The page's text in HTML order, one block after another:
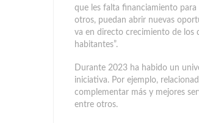
que les falta financiamiento
otros, puedan abrir nuevas
va en directo crecimiento de los
habitantes”.
Durante 2023 ha habido un
iniciativa. Por ejemplo,
complementar más y mejores
entre otros.